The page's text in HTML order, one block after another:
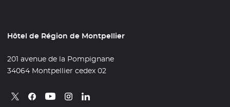
Hôtel de Région de Montpellier
201 avenue de la Pompignane
34064 Montpellier cedex 02
Retrouvez nous sur X
- Nouvelle fenêtre
Retrouvez nous sur Facebook
- Nouvelle fenêtre
Retrouvez nous sur Youtube
- Nouvelle fenêtre
Retrouvez nous sur Instagram
- Nouvelle fenêtre
Retrouvez nous sur Linkedin
- Nouvelle fenêtre